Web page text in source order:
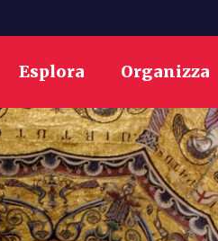
Esplora Organizza